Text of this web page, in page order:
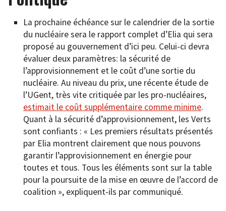
La prochaine échéance sur le calendrier de la sortie
du nucléaire sera le rapport complet d’Elia qui sera
proposé au gouvernement d’ici peu. Celui-ci devra
évaluer deux paramètres: la sécurité de
l’approvisionnement et le coût d’une sortie du
nucléaire. Au niveau du prix, une récente étude de
l’UGent, très vite critiquée par les pro-nucléaires,
estimait le coût supplémentaire comme minime.
Quant à la sécurité d’approvisionnement, les Verts
sont confiants : « Les premiers résultats présentés
par Elia montrent clairement que nous pouvons
garantir l’approvisionnement en énergie pour
toutes et tous. Tous les éléments sont sur la table
pour la poursuite de la mise en œuvre de l’accord de
coalition », expliquent-ils par communiqué.